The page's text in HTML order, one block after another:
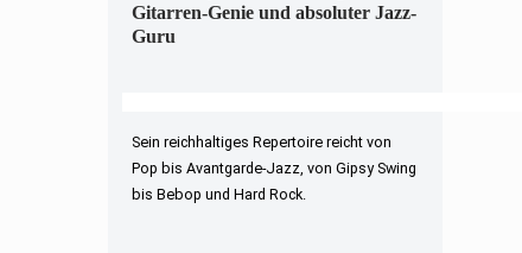
Gitarren-Genie und absoluter Jazz-
Guru
Sein reichhaltiges Repertoire reicht von
Pop bis Avantgarde-Jazz, von Gipsy Swing
bis Bebop und Hard Rock.